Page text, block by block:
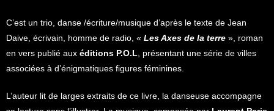
C’est un trio, danse /écriture/musique d’après le texte de Jean
Daive, écrivain, homme de radio, « Les Axes de la terre », roman
en vers publié aux éditions P.O.L , présentant une série de villes
associées à d’énigmatiques figures féminines.
L’auteur lit de larges extraits de ce livre, la danseuse accompagne